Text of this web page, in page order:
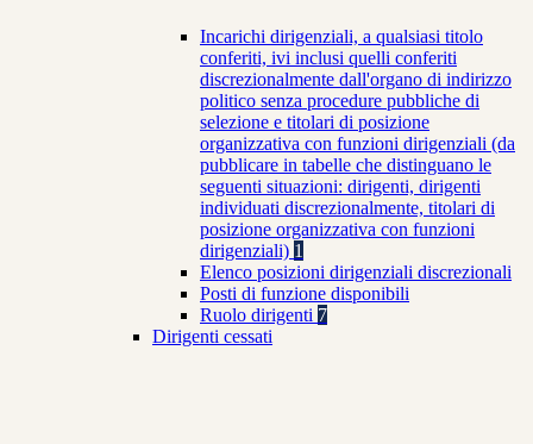
Incarichi dirigenziali, a qualsiasi titolo
conferiti, ivi inclusi quelli conferiti
discrezionalmente dall'organo di indirizzo
politico senza procedure pubbliche di
selezione e titolari di posizione
organizzativa con funzioni dirigenziali (da
pubblicare in tabelle che distinguano le
seguenti situazioni: dirigenti, dirigenti
individuati discrezionalmente, titolari di
posizione organizzativa con funzioni
dirigenziali) 1
Elenco posizioni dirigenziali discrezionali
Posti di funzione disponibili
Ruolo dirigenti 7
Dirigenti cessati